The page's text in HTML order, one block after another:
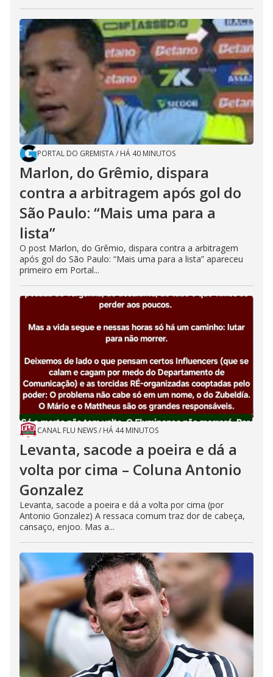
PORTAL DO GREMISTA/ HÁ 40 MINUTOS
Marlon, do Grêmio, dispara
contra a arbitragem após gol do
São Paulo: “Mais uma para a
lista”
O post Marlon, do Grêmio, dispara contra a arbitragem
após gol do São Paulo: “Mais uma para a lista” apareceu
primeiro em Portal...
CANAL FLU NEWS/ HÁ 44 MINUTOS
Levanta, sacode a poeira e dá a
volta por cima – Coluna Antonio
Gonzalez
Levanta, sacode a poeira e dá a volta por cima (por
Antonio Gonzalez) A ressaca comum traz dor de cabeça,
cansaço, enjoo. Mas a...